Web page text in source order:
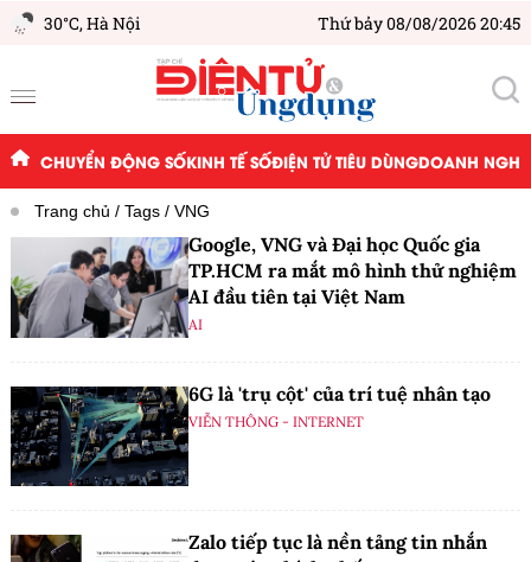
30°C,Hà Nội Thứ bảy 08/08/2026 20:45
CHUYỂN ĐỘNG SỐKINH TẾ SỐĐIỆN TỬ TIÊU DÙNGDOANH
Trang chủ Tags VNG
Google, VNG và Đại học Quốc gia
TP.HCM ra mắt mô hình thử nghiệm
AI đầu tiên tại Việt Nam
AI
6G là 'trụ cột' của trí tuệ nhân tạo
VIỄN THÔNG - INTERNET
Zalo tiếp tục là nền tảng tin nhắn